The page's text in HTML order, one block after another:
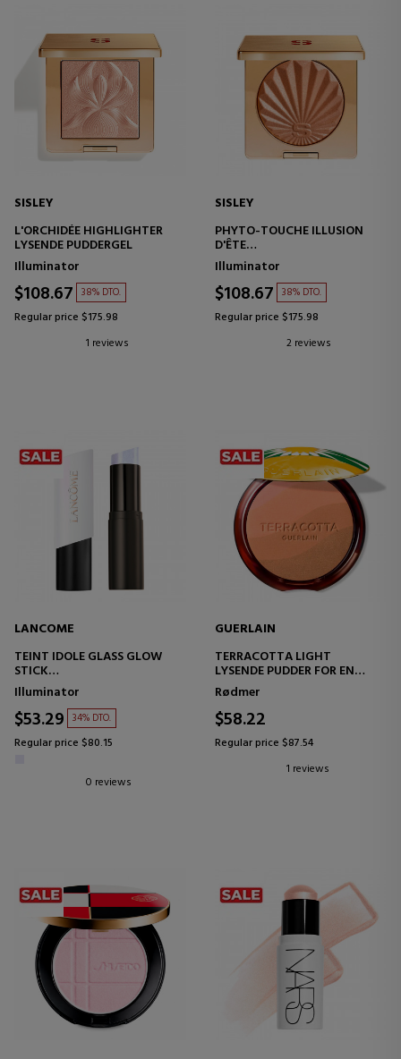
SISLEY
L'ORCHIDÉE HIGHLIGHTER
LYSENDE PUDDERGEL
Illuminator
$108.67 38% DTO.
Regular price $175.98
1 reviews
SISLEY
PHYTO-TOUCHE ILLUSION
D'ÊTE
BRONZINGSPUDDER
Illuminator
$108.67 38% DTO.
Regular price $175.98
2 reviews
LANCOME
TEINT IDOLE GLASS GLOW
STICK
LYSENDE GLASHUDEFFEKT
Illuminator
$53.29 34% DTO.
Regular price $80.15
0 reviews
GUERLAIN
TERRACOTTA LIGHT
LYSENDE PUDDER FOR EN
NATURLIGT SUND
TEINTEFFEKT - 96%
NATURLIGT AFLEDTE
INGREDIENSER
Rødmer
$58.22
Regular price $87.54
1 reviews